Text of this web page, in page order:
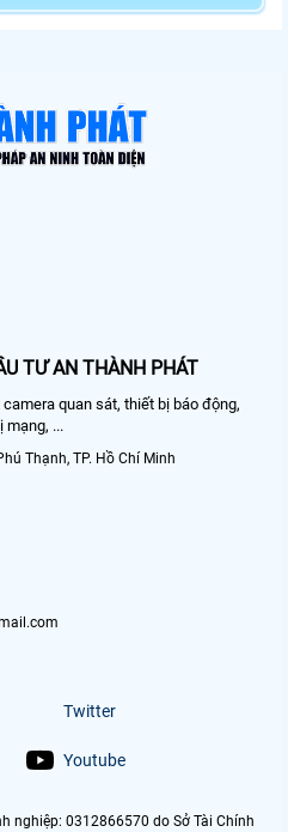
TƯ AN THÀNH PHÁT
quan sát, thiết bị báo động,
mạng, ...
Thạnh, TP. Hồ Chí Minh
Twitter
Youtube
nghiệp: 0312866570 do Sở Tài Chính